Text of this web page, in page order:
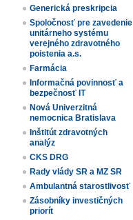
Generická preskripcia
Spoločnosť pre zavedenie
unitárneho systému
verejného zdravotného
poistenia a.s.
Farmácia
Informačná povinnosť a
bezpečnosť IT
Nová Univerzitná
nemocnica Bratislava
Inštitút zdravotných
analýz
CKS DRG
Rady vlády SR a MZ SR
Ambulantná starostlivosť
Zásobníky investičných
priorít